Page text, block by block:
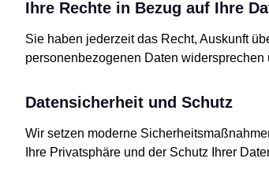
Ihre Rechte in Bezug auf Ihre
Sie haben jederzeit das Recht, Auskunft
personenbezogenen Daten
Datensicherheit und Schutz
Wir setzen moderne
Ihre Privatsphäre und der Schutz Ihrer